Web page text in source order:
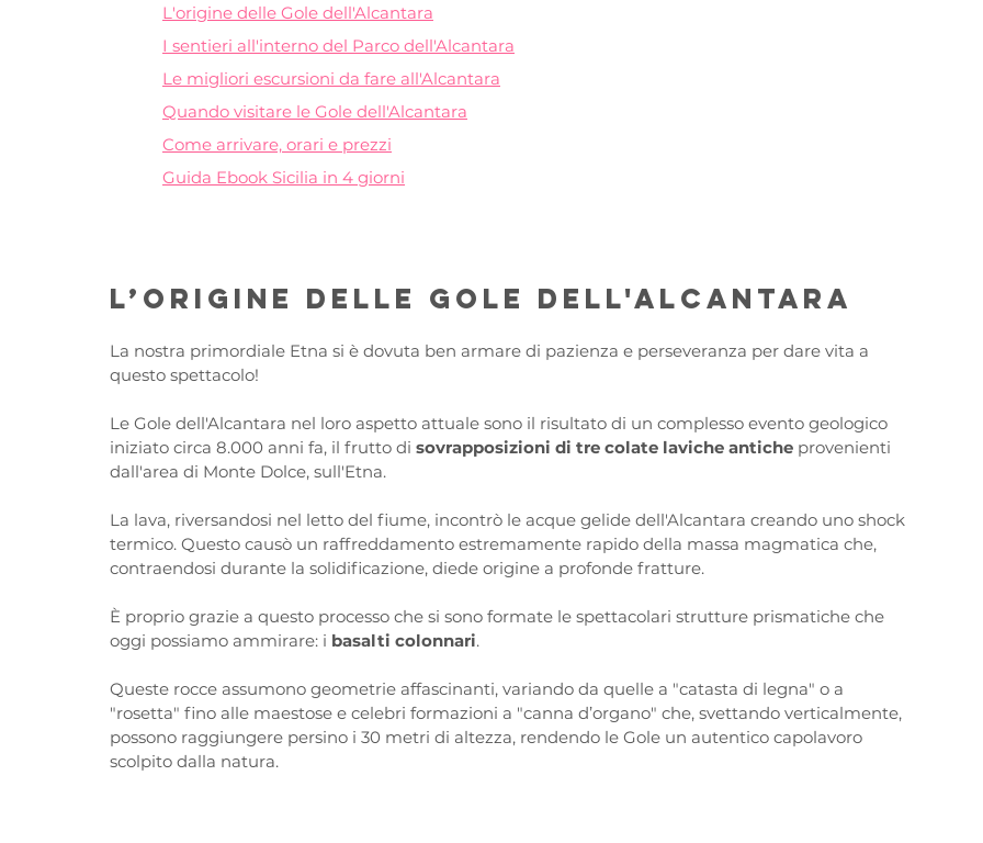
L'origine delle Gole dell'Alcantara
I sentieri all'interno del Parco dell'Alcantara
Le migliori escursioni da fare all'Alcantara
Quando visitare le Gole dell'Alcantara
Come arrivare, orari e prezzi
Guida Ebook Sicilia in 4 giorni
L’origine delle Gole dell'Alcantara
La nostra primordiale Etna si è dovuta ben armare di pazienza e perseveranza per dare vita a
questo spettacolo!
Le Gole dell'Alcantara nel loro aspetto attuale sono il risultato di un complesso evento geologico
iniziato circa 8.000 anni fa, il frutto di sovrapposizioni di tre colate laviche antiche provenienti
dall'area di Monte Dolce, sull'Etna.
La lava, riversandosi nel letto del fiume, incontrò le acque gelide dell'Alcantara creando uno shock
termico. Questo causò un raffreddamento estremamente rapido della massa magmatica che,
contraendosi durante la solidificazione, diede origine a profonde fratture.
È proprio grazie a questo processo che si sono formate le spettacolari strutture prismatiche che
oggi possiamo ammirare: i basalti colonnari.
Queste rocce assumono geometrie affascinanti, variando da quelle a "catasta di legna" o a
"rosetta" fino alle maestose e celebri formazioni a "canna d’organo" che, svettando verticalmente,
possono raggiungere persino i 30 metri di altezza, rendendo le Gole un autentico capolavoro
scolpito dalla natura.